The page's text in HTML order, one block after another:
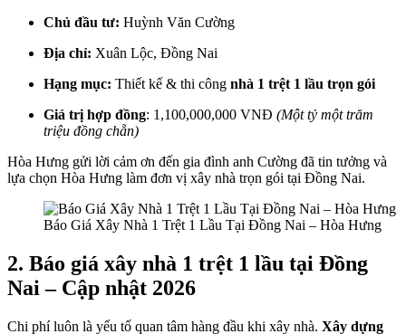
Chủ đầu tư: Huỳnh Văn Cường
Địa chỉ: Xuân Lộc, Đồng Nai
Hạng mục: Thiết kế & thi công nhà 1 trệt 1 lầu trọn gói
Giá trị hợp đồng: 1,100,000,000 VNĐ (Một tỷ một trăm
triệu đồng chẵn)
Hòa Hưng gửi lời cảm ơn đến gia đình anh Cường đã tin tưởng và
lựa chọn Hòa Hưng làm đơn vị xây nhà trọn gói tại Đồng Nai.
Báo Giá Xây Nhà 1 Trệt 1 Lầu Tại Đồng Nai – Hòa Hưng
2. Báo giá xây nhà 1 trệt 1 lầu tại Đồng
Nai – Cập nhật 2026
Chi phí luôn là yếu tố quan tâm hàng đầu khi xây nhà. Xây dựng